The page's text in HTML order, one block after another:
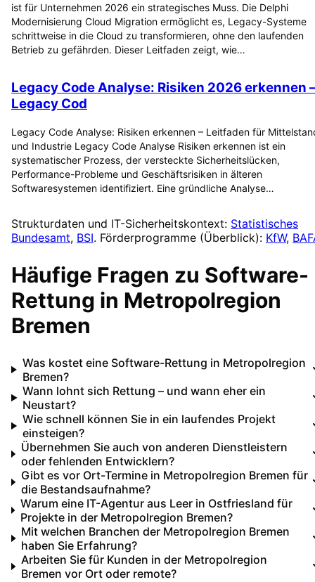
ist für Unternehmen 2026 ein strategisches Muss. Die Delphi
Modernisierung Cloud Migration ermöglicht es, Legacy-Systeme
schrittweise in die Cloud zu transformieren, ohne den laufenden
Betrieb zu gefährden. Dieser Leitfaden zeigt, wie…
Legacy Code Analyse: Risiken 2026 erkennen –
Legacy Cod
Legacy Code Analyse: Risiken erkennen – Leitfaden für
und Industrie Legacy Code Analyse Risiken erkennen ist ein
systematischer Prozess, der versteckte Sicherheitslücken,
Performance-Probleme und Geschäftsrisiken in älteren
Softwaresystemen identifiziert. Eine gründliche Analyse…
Strukturdaten und IT-Sicherheitskontext: Statistisches
Bundesamt, BSI. Förderprogramme (Überblick): KfW,
Häufige Fragen zu Software-
Rettung in Metropolregion
Bremen
Was kostet eine Software-Rettung in Metropolregion
Bremen?
Wann lohnt sich Rettung – und wann eher ein
Neustart?
Wie schnell können Sie in ein laufendes Projekt
einsteigen?
Übernehmen Sie auch von anderen Dienstleistern
oder fehlenden Entwicklern?
Gibt es vor Ort-Termine in Metropolregion Bremen für
die Bestandsaufnahme?
Warum eine IT-Agentur aus Leer in Ostfriesland für
Projekte in der Metropolregion Bremen?
Mit welchen Branchen der Metropolregion Bremen
haben Sie Erfahrung?
Arbeiten Sie für Kunden in der Metropolregion
Bremen vor Ort oder remote?